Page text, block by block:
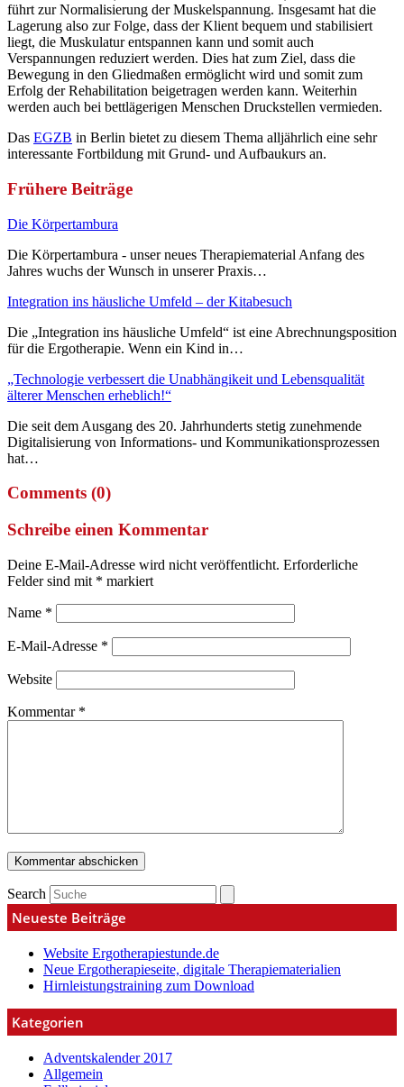
führt zur Normalisierung der Muskelspannung. Insgesamt hat die
Lagerung also zur Folge, dass der Klient bequem und stabilisiert
liegt, die Muskulatur entspannen kann und somit auch
Verspannungen reduziert werden. Dies hat zum Ziel, dass die
Bewegung in den Gliedmaßen ermöglicht wird und somit zum
Erfolg der Rehabilitation beigetragen werden kann. Weiterhin
werden auch bei bettlägerigen Menschen Druckstellen vermieden.
Das EGZB in Berlin bietet zu diesem Thema alljährlich eine sehr
interessante Fortbildung mit Grund- und Aufbaukurs an.
Frühere Beiträge
Die Körpertambura
Die Körpertambura - unser neues Therapiematerial Anfang des
Jahres wuchs der Wunsch in unserer Praxis…
Integration ins häusliche Umfeld – der Kitabesuch
Die „Integration ins häusliche Umfeld“ ist eine Abrechnungsposition
für die Ergotherapie. Wenn ein Kind in…
„Technologie verbessert die Unabhängikeit und Lebensqualität
älterer Menschen erheblich!“
Die seit dem Ausgang des 20. Jahrhunderts stetig zunehmende
Digitalisierung von Informations- und Kommunikationsprozessen
hat…
Comments (0)
Schreibe einen Kommentar
Deine E-Mail-Adresse wird nicht veröffentlicht. Erforderliche
Felder sind mit * markiert
Name *
E-Mail-Adresse *
Website
Kommentar *
Search
Neueste Beiträge
Website Ergotherapiestunde.de
Neue Ergotherapieseite, digitale Therapiematerialien
Hirnleistungstraining zum Download
Kategorien
Adventskalender 2017
Allgemein